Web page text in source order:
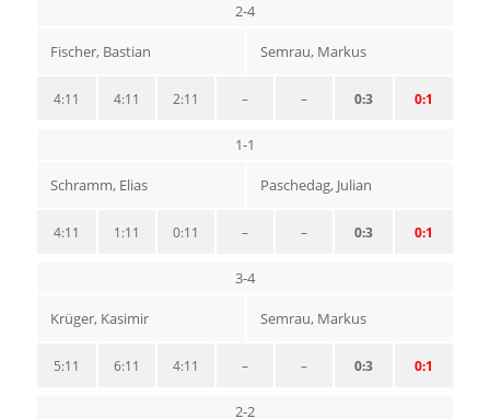
2-4
Fischer, Bastian Semrau, Markus
0:1
0:3
–
–
2:11
4:11
4:11
1-1
Schramm, Elias Paschedag, Julian
0:1
0:3
–
–
0:11
1:11
4:11
3-4
Krüger, Kasimir Semrau, Markus
0:1
0:3
–
–
4:11
6:11
5:11
2-2